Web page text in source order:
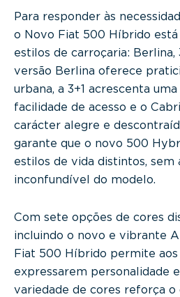
Para responder às
o Novo Fiat 500 Híbrido
estilos de carroçaria: Berlina,
versão Berlina oferece
urbana, a 3+1 acrescenta
facilidade de acesso e o
carácter alegre e
garante que o novo 500
estilos de vida distintos, sem
inconfundível do modelo.
Com sete opções de cores
incluindo o novo e vibrante
Fiat 500 Híbrido permite aos
expressarem personalidade
variedade de cores reforça